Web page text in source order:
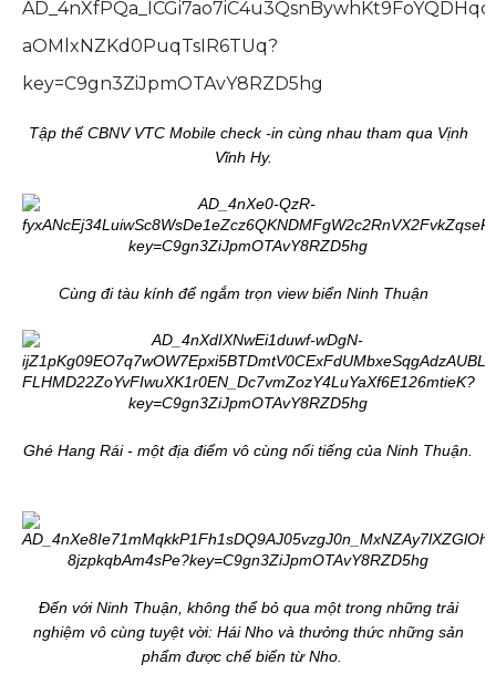
Tập thể CBNV VTC Mobile check -in cùng nhau tham qua Vịnh
Vĩnh Hy.
Cùng đi tàu kính để ngắm trọn view biển Ninh Thuận
Ghé Hang Rái - một địa điểm vô cùng nổi tiếng của Ninh Thuận.
Đến với Ninh Thuận, không thể bỏ qua một trong những trải
nghiệm vô cùng tuyệt vời: Hái Nho và thưởng thức những sản
phẩm được chế biến từ Nho.